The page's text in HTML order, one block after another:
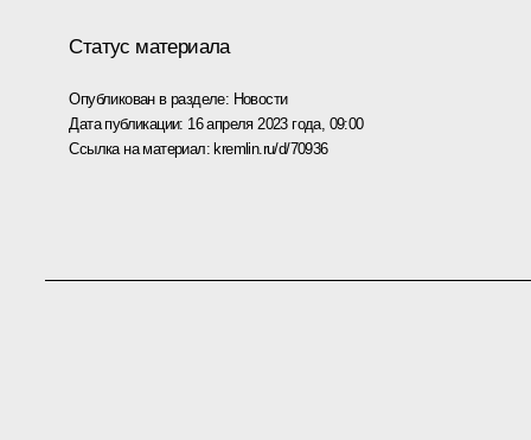
Статус материала
Опубликован в разделе: Новости
Дата публикации: 16 апреля 2023 года, 09:00
Ссылка на материал: kremlin.ru/d/70936